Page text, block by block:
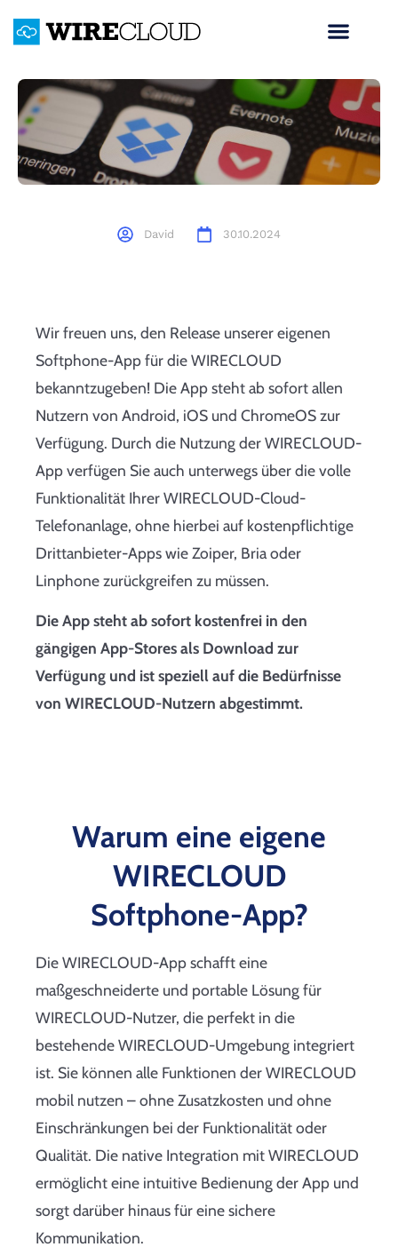
David 30.10.2024
Wir freuen uns, den Release unserer eigenen
Softphone-App für die WIRECLOUD
bekanntzugeben! Die App steht ab sofort allen
Nutzern von Android, iOS und ChromeOS zur
Verfügung. Durch die Nutzung der WIRECLOUD-
App verfügen Sie auch unterwegs über die volle
Funktionalität Ihrer WIRECLOUD-Cloud-
Telefonanlage, ohne hierbei auf kostenpflichtige
Drittanbieter-Apps wie Zoiper, Bria oder
Linphone zurückgreifen zu müssen.
Die App steht ab sofort kostenfrei in den
gängigen App-Stores als Download zur
Verfügung und ist speziell auf die Bedürfnisse
von WIRECLOUD-Nutzern abgestimmt.
Warum eine eigene
WIRECLOUD
Softphone-App?
Die WIRECLOUD-App schafft eine
maßgeschneiderte und portable Lösung für
WIRECLOUD-Nutzer, die perfekt in die
bestehende WIRECLOUD-Umgebung integriert
ist. Sie können alle Funktionen der WIRECLOUD
mobil nutzen – ohne Zusatzkosten und ohne
Einschränkungen bei der Funktionalität oder
Qualität. Die native Integration mit WIRECLOUD
ermöglicht eine intuitive Bedienung der App und
sorgt darüber hinaus für eine sichere
Kommunikation.